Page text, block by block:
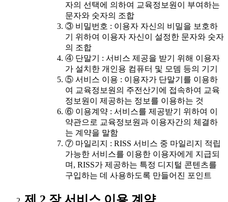
자의 선택에 의하여 교육정보원이 부여하는
문자와 숫자의 조합
③ 비밀번호 : 이용자 자신의 비밀을 보호하
기 위하여 이용자 자신이 설정한 문자와 숫자
의 조합
④ 단말기 : 서비스 제공을 받기 위해 이용자
가 설치한 개인용 컴퓨터 및 모뎀 등의 기기
⑤ 서비스 이용 : 이용자가 단말기를 이용하
여 교육정보원의 주전산기에 접속하여 교육
정보원이 제공하는 정보를 이용하는 것
⑥ 이용계약 : 서비스를 제공받기 위하여 이
약관으로 교육정보원과 이용자간의 체결하
는 계약을 말함
⑦ 마일리지 : RISS 서비스 중 마일리지 적립
가능한 서비스를 이용한 이용자에게 지급되
며, RISS가 제공하는 특정 디지털 콘텐츠를
구입하는 데 사용하도록 만들어진 포인트